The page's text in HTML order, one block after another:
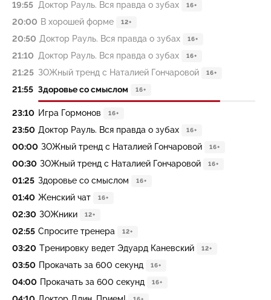
19:55 Доктор Рауль. Вся правда о зубах 16+
20:00 В хорошей форме 12+
20:50 Доктор Рауль. Вся правда о зубах 16+
21:10 Доктор Рауль. Вся правда о зубах 16+
21:25 ЗОЖный тренд с Наталией Гончаровой 16+
21:55 Здоровье со смыслом 16+
23:10 Игра Гормонов 16+
23:50 Доктор Рауль. Вся правда о зубах 16+
00:00 ЗОЖный тренд с Наталией Гончаровой 16+
00:30 ЗОЖный тренд с Наталией Гончаровой 16+
01:25 Здоровье со смыслом 16+
01:40 Жeнский чат 16+
02:30 ЗОЖники 12+
02:55 Спросите тренера 12+
03:20 Тренировку ведет Эдуард Каневский 12+
03:50 Прокачать за 600 секунд 16+
04:00 Прокачать за 600 секунд 16+